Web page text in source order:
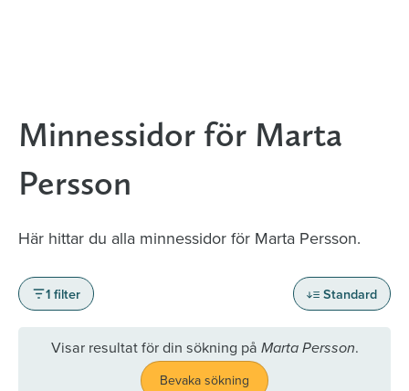
Minnessidor för Marta
Persson
Här hittar du alla minnessidor för Marta Persson.
1 filter Standard
Visar resultat för din sökning på Marta Persson.
Bevaka sökning